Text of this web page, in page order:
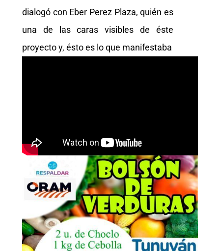
dialogó con Eber Perez Plaza, quién es
una de las caras visibles de éste
proyecto y, ésto es lo que manifestaba